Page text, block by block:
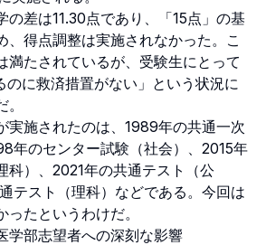
差は11.30点であり、「15点」の基
、得点調整は実施されなかった。こ
満たされているが、受験生にとって
のに救済措置がない」という状況に
施されたのは、1989年の共通一次
年のセンター試験（社会）、2015年
科）、2021年の共通テスト（公
テスト（理科）などである。今回は
たというわけだ。
学部志望者への深刻な影響